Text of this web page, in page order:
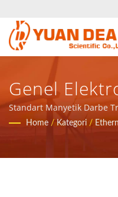
Genel
İletişim Ağı
Manyetik
Standart Manyetik Darbe
uygulamaları için
Home / Kategori /